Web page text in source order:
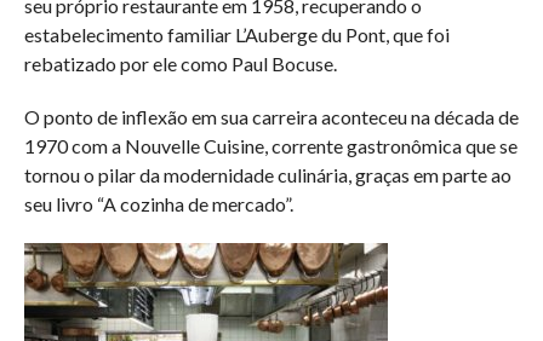
seu próprio restaurante em 1958, recuperando o
estabelecimento familiar L’Auberge du Pont, que foi
rebatizado por ele como Paul Bocuse.
O ponto de inflexão em sua carreira aconteceu na década de
1970 com a Nouvelle Cuisine, corrente gastronômica que se
tornou o pilar da modernidade culinária, graças em parte ao
seu livro “A cozinha de mercado”.